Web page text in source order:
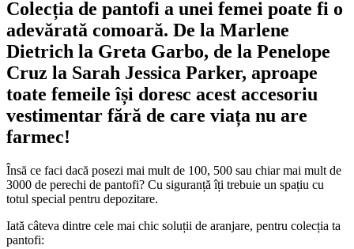
Colecția de pantofi a unei femei poate fi o
adevărată comoară. De la Marlene
Dietrich la Greta Garbo, de la Penelope
Cruz la Sarah Jessica Parker, aproape
toate femeile își doresc acest accesoriu
vestimentar fără de care viața nu are
farmec!
Însă ce faci dacă posezi mai mult de 100, 500 sau chiar mai mult de
3000 de perechi de pantofi? Cu siguranță îți trebuie un spațiu cu
totul special pentru depozitare.
Iată câteva dintre cele mai chic soluții de aranjare, pentru colecția ta
pantofi: